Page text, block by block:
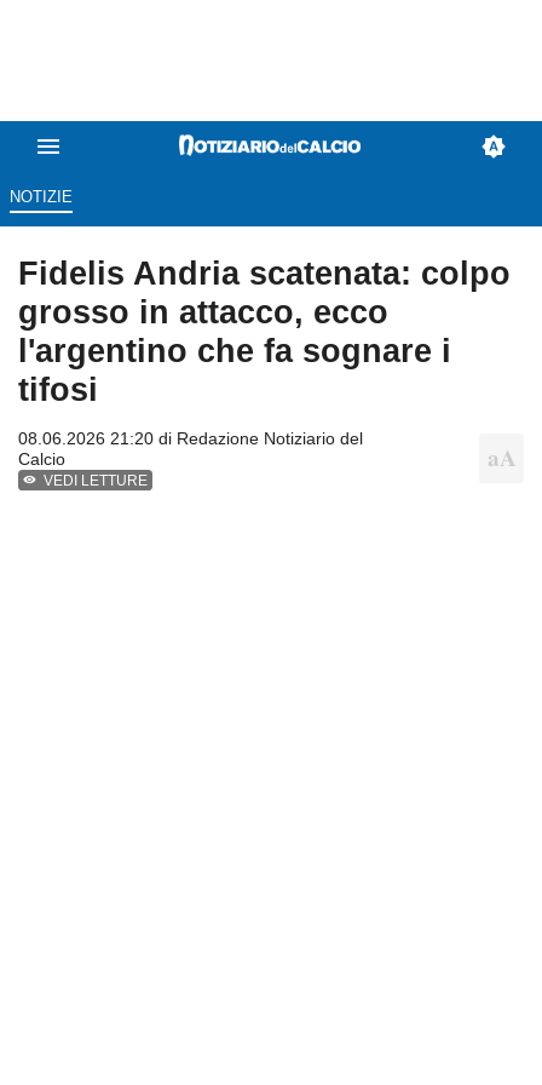
NOTIZIE
Fidelis Andria scatenata: colpo
grosso in attacco, ecco
l'argentino che fa sognare i
tifosi
08.06.2026 21:20 di Redazione Notiziario del
Calcio
VEDI LETTURE